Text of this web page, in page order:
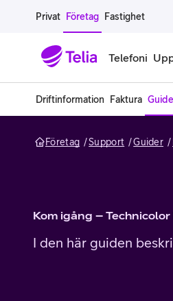
Gå till sidans innehåll
Privat Företag Fastighet
Telefoni
Företagsabonnemang
Köp mer surf
Extra simkort
Bredband för företag
Bredband via mobilnätet
Mobilt bredband
Alla IT-tjänster
IT-support per ärende
Datorer
Alla erbjudanden
Pluskund lojalitetsprogram
Driftinformation Faktura
Företag Support Guider
Kom igång – Technicolor
I den här guiden